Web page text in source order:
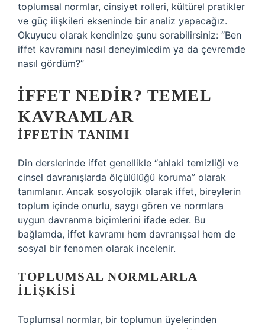
toplumsal normlar, cinsiyet rolleri, kültürel pratikler
ve güç ilişkileri ekseninde bir analiz yapacağız.
Okuyucu olarak kendinize şunu sorabilirsiniz: “Ben
iffet kavramını nasıl deneyimledim ya da çevremde
nasıl gördüm?”
İFFET NEDIR? TEMEL
KAVRAMLAR
İFFETIN TANIMI
Din derslerinde iffet genellikle “ahlaki temizliği ve
cinsel davranışlarda ölçülülüğü koruma” olarak
tanımlanır. Ancak sosyolojik olarak iffet, bireylerin
toplum içinde onurlu, saygı gören ve normlara
uygun davranma biçimlerini ifade eder. Bu
bağlamda, iffet kavramı hem davranışsal hem de
sosyal bir fenomen olarak incelenir.
TOPLUMSAL NORMLARLA
İLIŞKISI
Toplumsal normlar, bir toplumun üyelerinden